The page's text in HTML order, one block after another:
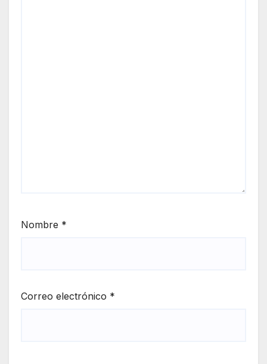
Nombre *
Correo electrónico *